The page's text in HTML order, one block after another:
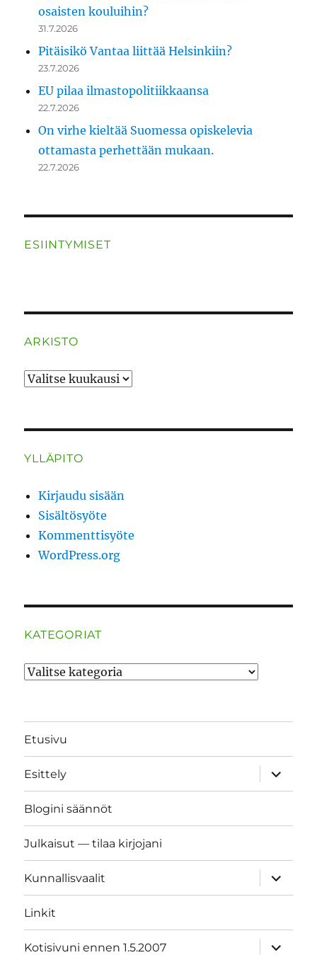
osaisten kouluihin?
31.7.2026
Pitäisikö Vantaa liittää Helsinkiin?
23.7.2026
EU pilaa ilmastopolitiikkaansa
22.7.2026
On virhe kieltää Suomessa opiskelevia
ottamasta perhettään mukaan.
22.7.2026
ESIINTYMISET
ARKISTO
ARKISTO
YLLÄPITO
Kirjaudu sisään
Sisältösyöte
Kommenttisyöte
WordPress.org
KATEGORIAT
Kategoriat
Etusivu
Esittely
näytä
Blogini säännöt
Julkaisut — tilaa kirjojani
Kunnallisvaalit
näytä
Linkit
Kotisivuni ennen 1.5.2007
näytä